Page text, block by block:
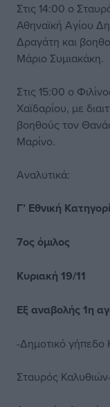
Στις 14:00 ο
Αθηναϊκή Αγίου
Δραγάτη και
Μάριο Συμιακάκη.
Στις 15:00 ο
Χαϊδαρίου, με
βοηθούς τον
Μαρίνο.
Αναλυτικά:
Γ’ Εθνική
7ος όμιλος
Κυριακή 19/11
Εξ αναβολής 1η
-Δημοτικό γήπεδο
Σταυρός